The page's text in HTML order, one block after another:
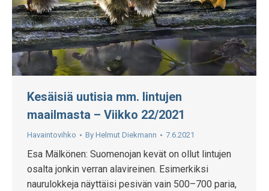
Kesäisiä uutisia mm. lintujen
maailmasta – Viikko 22/2021
Havaintovihko By Helmut Diekmann 7.6.2021
Esa Mälkönen: Suomenojan kevät on ollut lintujen
osalta jonkin verran alavireinen. Esimerkiksi
naurulokkeja näyttäisi pesivän vain 500–700 paria,